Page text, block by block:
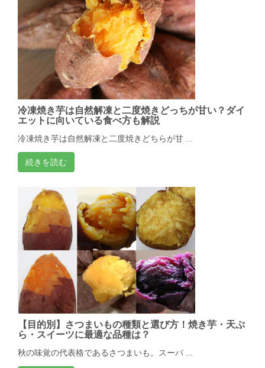
冷凍焼き芋は自然解凍と二度焼きどっちが甘い？ダイ
エットに向いている食べ方も解説
冷凍焼き芋は自然解凍と二度焼きどちらが甘 ...
続きを読む
【目的別】さつまいもの種類と選び方！焼き芋・天ぷ
ら・スイーツに最適な品種は？
秋の味覚の代表格であるさつまいも。スーパ ...